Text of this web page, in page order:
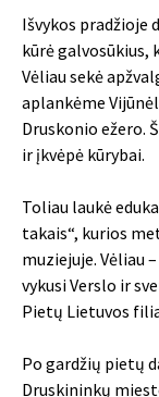
Išvykos pradžioje
kūrė galvosūkius,
Vėliau sekė
aplankėme
Druskonio ežero.
ir įkvėpė kūrybai.
Toliau laukė
takais“, kurios
muziejuje. Vėliau
vykusi Verslo ir
Pietų Lietuvos
Po gardžių pietų
Druskininkų